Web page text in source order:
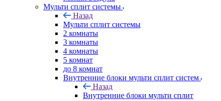
Мульти сплит системы
Назад
Мульти сплит системы
2 комнаты
3 комнаты
4 комнаты
5 комнат
до 8 комнат
Внутренние блоки мульти сплит систем
Назад
Внутренние блоки мульти сплит